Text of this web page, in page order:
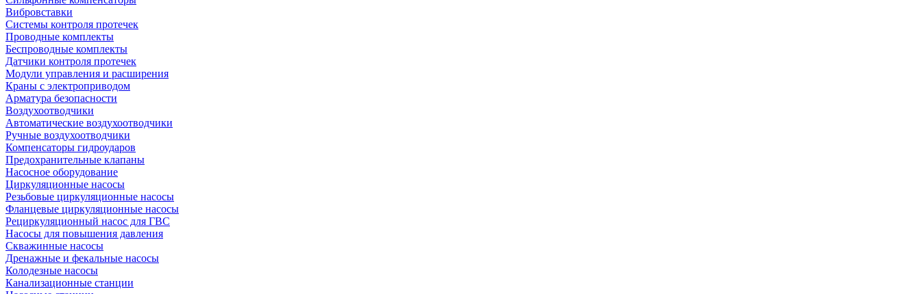
Вибровставки
Системы контроля протечек
Проводные комплекты
Беспроводные комплекты
Датчики контроля протечек
Модули управления и расширения
Краны с электроприводом
Арматура безопасности
Воздухоотводчики
Автоматические воздухоотводчики
Ручные воздухоотводчики
Компенсаторы гидроударов
Предохранительные клапаны
Насосное оборудование
Циркуляционные насосы
Резьбовые циркуляционные насосы
Фланцевые циркуляционные насосы
Рециркуляционный насос для ГВС
Насосы для повышения давления
Скважинные насосы
Дренажные и фекальные насосы
Колодезные насосы
Канализационные станции